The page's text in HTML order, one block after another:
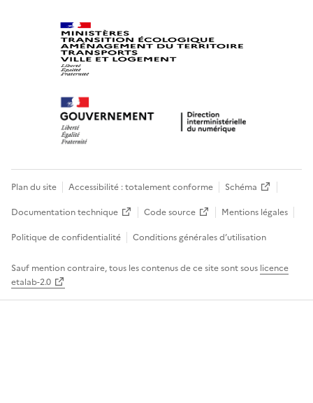
Plan du site Accessibilité : totalement conforme
Schéma
Documentation technique
Code source
Mentions légales
Politique de confidentialité
Conditions générales d’utilisation
Sauf mention contraire, tous les contenus de ce site sont sous licence
etalab-2.0